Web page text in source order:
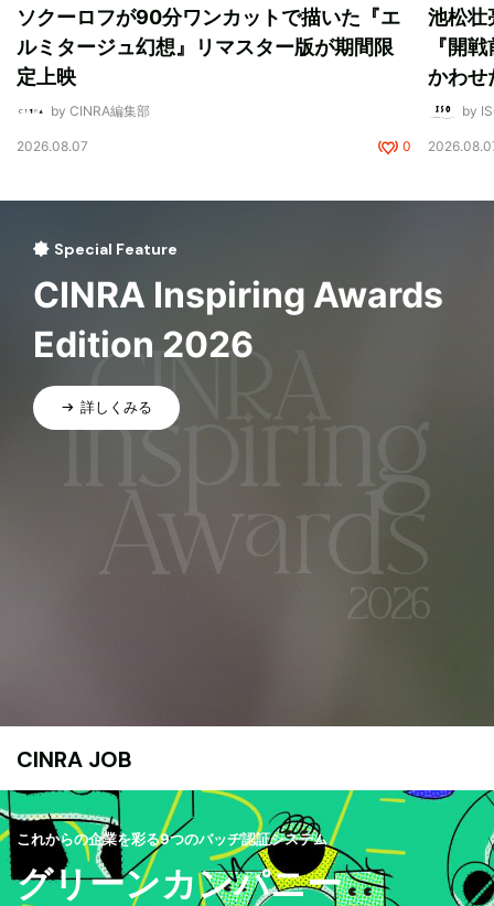
ソクーロフが90分ワンカットで描いた『エ
ルミタージュ幻想』リマスター版が期間限
定上映
by CINRA編集部
2026.08.07 0
池松壮
『開
かわせ
by
Special Feature
CINRA Inspiring Awards
Edition 2026
詳しくみる
CINRA JOB
これからの企業を彩る9つのバッヂ認証システム
グリーンカンパニー